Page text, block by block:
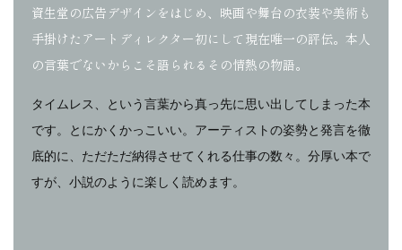
資生堂の広告デザインをはじめ、映画や舞台の衣装や美術も
手掛けたアートディレクター初にして現在唯一の評伝。本人
の言葉でないからこそ語られるその情熱の物語。
タイムレス、という言葉から真っ先に思い出してしまった本
です。とにかくかっこいい。アーティストの姿勢と発言を徹
底的に、ただただ納得させてくれる仕事の数々。分厚い本で
すが、小説のように楽しく読めます。